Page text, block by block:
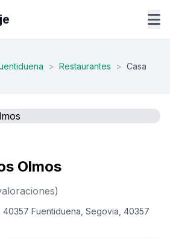
> Restaurantes > Casa
Olmos
40357 Fuentiduena, Segovia, 40357